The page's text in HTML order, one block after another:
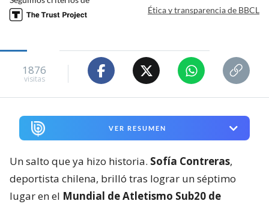
Ética y transparencia de BBCL
1876
visitas
VER RESUMEN
Un salto que ya hizo historia. Sofía Contreras,
deportista chilena, brilló tras lograr un séptimo
lugar en el Mundial de Atletismo Sub20 de